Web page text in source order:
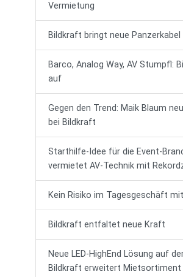
Vermietung
Bildkraft bringt neue
Barco, Analog Way, AV Stumpfl:
auf
Gegen den Trend: Maik Blaum
bei Bildkraft
Starthilfe-Idee für die Event-
vermietet AV-Technik mit
Kein Risiko im Tagesgeschäft
Bildkraft entfaltet neue Kraft
Neue LED-HighEnd Lösung auf
Bildkraft erweitert Mietsortiment